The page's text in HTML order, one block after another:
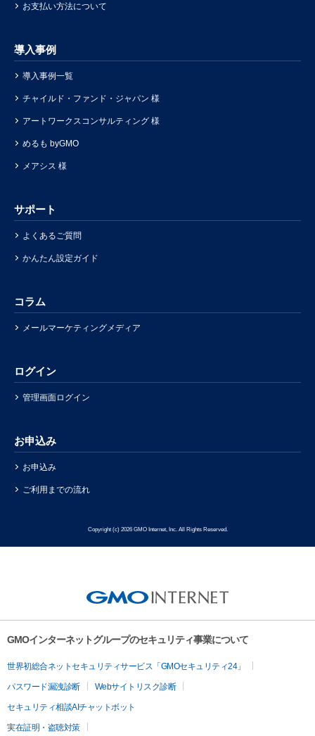
お支払い方法について
導入事例
導入事例一覧
チャイルド・ファンド・ジャパン 様
アートワークスコンサルティング 様
めるも byGMO
メアシス 様
サポート
よくあるご質問
かんたん設定ガイド
コラム
メールマーケティングメディア
ログイン
管理画面ログイン
お申込み
お申込み
ご利用までの流れ
Copyright (c) 2026 GMO Internet, Inc. All Rights Reserved.
GMOインターネットグループのセキュリティ事業について
世界初総合ネットセキュリティサービス「GMOセキュリティ24」
パスワード漏洩診断 Webサイトリスク診断
セキュリティ相談AIチャットボット
実在証明・盗聴対策